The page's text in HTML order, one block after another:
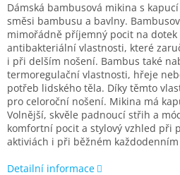
Dámská bambusová mikina s kapucí
směsi bambusu a bavlny.
mimořádně příjemný pocit na
antibakteriální vlastnosti, které
i při delším nošení. Bambus také
termoregulační vlastnosti, hřeje
potřeb lidského těla. Díky těmto
pro celoroční nošení. Mikina má
Volnější, skvěle padnoucí střih a
komfortní pocit a stylový vzhled při
aktiviách i při běžném
Detailní informace